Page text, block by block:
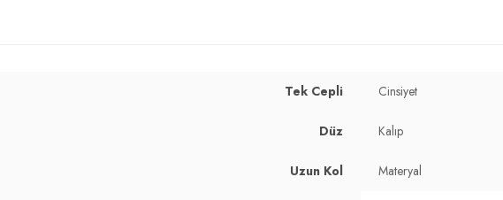
cm / Göğüs : 101 cm / Bel : 83 cm / Basen : 102 cm / Beden : L
Tek Cepli Cinsiyet
Düz Kalıp
Uzun Kol Materyal